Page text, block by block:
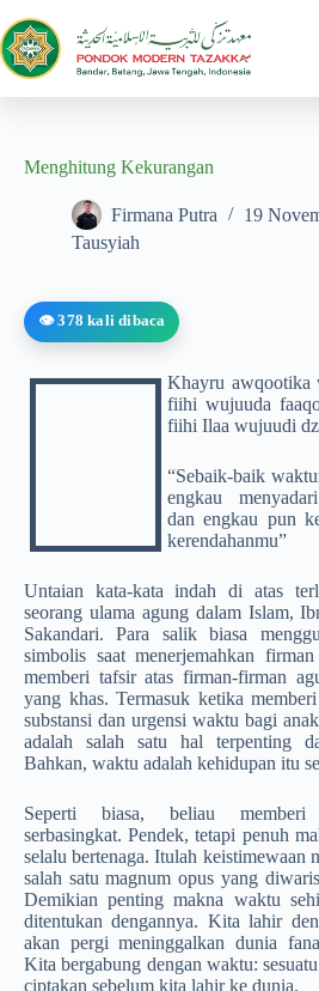
Menghitung Kekurangan
Firmana Putra
19
Tausyiah
👁️ 378 kali dibaca
Khayru awqootika
fiihi wujuuda
fiihi Ilaa wujuudi
“Sebaik-baik
engkau
dan engkau pun
kerendahanmu”
Untaian kata-kata indah di atas
seorang ulama agung dalam Islam,
Sakandari. Para salik biasa
simbolis saat menerjemahkan
memberi tafsir atas firman-firman
yang khas. Termasuk ketika
substansi dan urgensi waktu bagi
adalah salah satu hal terpenting
Bahkan, waktu adalah kehidupan itu
Seperti biasa, beliau
serbasingkat. Pendek, tetapi penuh
selalu bertenaga. Itulah keistimewaan
salah satu magnum opus yang
Demikian penting makna waktu
ditentukan dengannya. Kita lahir
akan pergi meninggalkan dunia
Kita bergabung dengan waktu:
ciptakan sebelum kita lahir ke dunia.